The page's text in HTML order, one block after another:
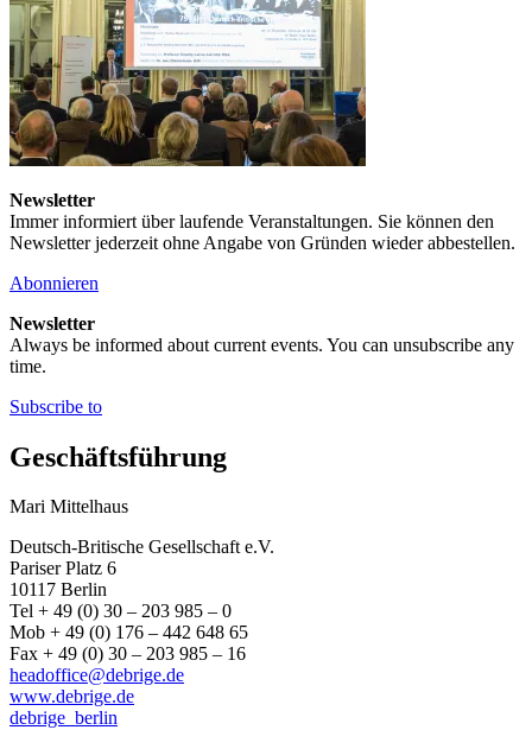
Newsletter
Immer informiert über laufende Veranstaltungen. Sie können den
Newsletter jederzeit ohne Angabe von Gründen wieder abbestellen.
Abonnieren
Newsletter
Always be informed about current events. You can unsubscribe any
time.
Subscribe to
Geschäftsführung
Mari Mittelhaus
Deutsch-Britische Gesellschaft e.V.
Pariser Platz 6
10117 Berlin
Tel + 49 (0) 30 – 203 985 – 0
Mob + 49 (0) 176 – 442 648 65
Fax + 49 (0) 30 – 203 985 – 16
headoffice@debrige.de
www.debrige.de
debrige_berlin